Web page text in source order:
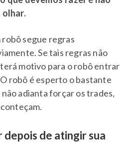
olhar.
segue regras
Se tais regras não
motivo para o robô entrar
robô é esperto o bastante
adianta forçar os trades,
de atingir sua